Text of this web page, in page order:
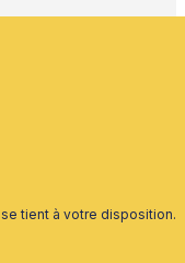
tient à votre disposition.